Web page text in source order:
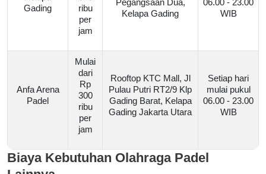
Gading
ribu
per
jam
Pegangsaan Dua,
Kelapa Gading
06.00 - 23.00
WIB
Anfa Arena
Padel
Mulai
dari
Rp
300
ribu
per
jam
Rooftop KTC Mall, Jl
Pulau Putri RT2/9 Klp
Gading Barat, Kelapa
Gading Jakarta Utara
Setiap hari
mulai pukul
06.00 - 23.00
WIB
Biaya Kebutuhan Olahraga Padel